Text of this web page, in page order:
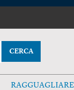
CERCA
RAGGUAGLIARE